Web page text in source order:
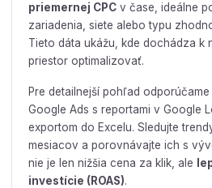
priemernej CPC v čase, ideálne
zariadenia, siete alebo typu
Tieto dáta ukážu, kde dochádza k
priestor optimalizovať.
Pre detailnejší pohľad
Google Ads s reportami v Google
exportom do Excelu. Sledujte
mesiacov a porovnávajte ich s
nie je len nižšia cena za klik, ale
investície (ROAS).